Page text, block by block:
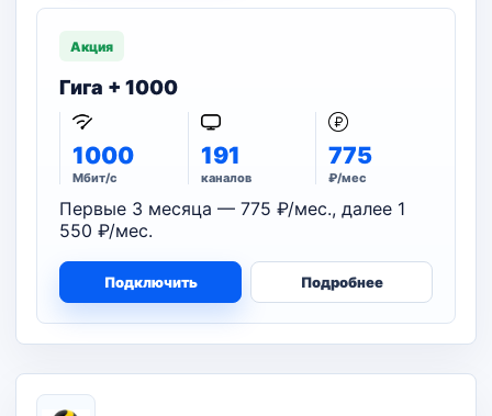
Акция
Гига + 1000
1000
Мбит/с
191
каналов
775
₽/мес
Первые 3 месяца — 775 ₽/мес., далее 1
550 ₽/мес.
Подключить Подробнее